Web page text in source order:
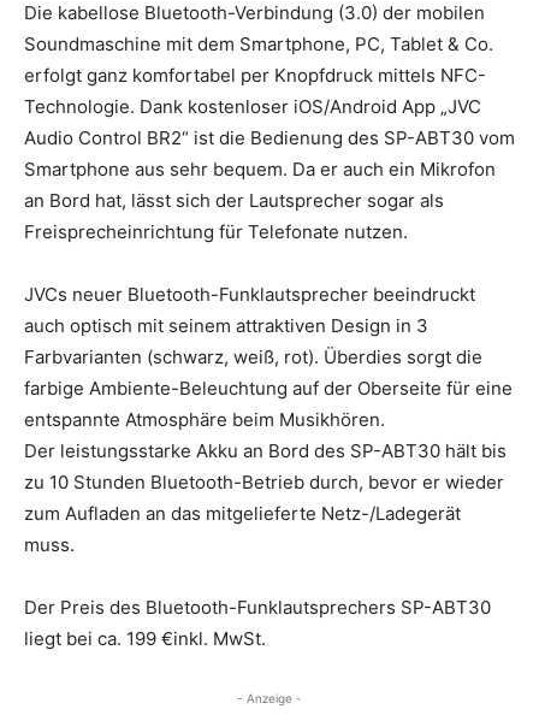
Die kabellose Bluetooth-Verbindung (3.0) der mobilen
Soundmaschine mit dem Smartphone, PC, Tablet & Co.
erfolgt ganz komfortabel per Knopfdruck mittels NFC-
Technologie. Dank kostenloser iOS/Android App „JVC
Audio Control BR2“ ist die Bedienung des SP-ABT30 vom
Smartphone aus sehr bequem. Da er auch ein Mikrofon
an Bord hat, lässt sich der Lautsprecher sogar als
Freisprecheinrichtung für Telefonate nutzen.
JVCs neuer Bluetooth-Funklautsprecher beeindruckt
auch optisch mit seinem attraktiven Design in 3
Farbvarianten (schwarz, weiß, rot). Überdies sorgt die
farbige Ambiente-Beleuchtung auf der Oberseite für eine
entspannte Atmosphäre beim Musikhören.
Der leistungsstarke Akku an Bord des SP-ABT30 hält bis
zu 10 Stunden Bluetooth-Betrieb durch, bevor er wieder
zum Aufladen an das mitgelieferte Netz-/Ladegerät
muss.
Der Preis des Bluetooth-Funklautsprechers SP-ABT30
liegt bei ca. 199 €inkl. MwSt.
- Anzeige -